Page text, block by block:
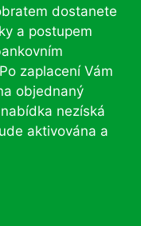
dostanete
a postupem
zaplacení Vám
objednaný
nezíská
aktivována a